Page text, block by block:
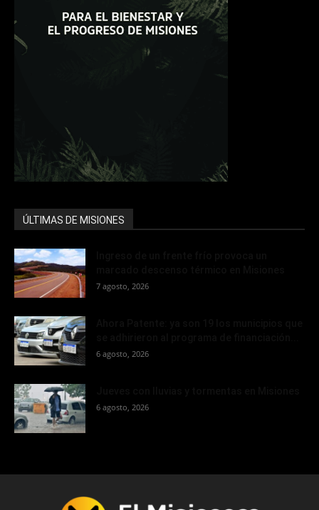
ÚLTIMAS DE MISIONES
7 agosto, 2026
6 agosto, 2026
6 agosto, 2026